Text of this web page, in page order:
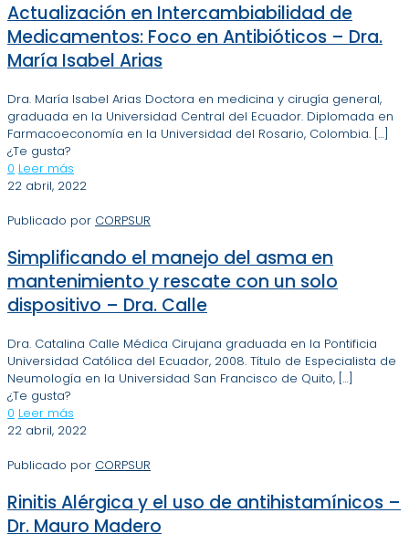
Actualización en Intercambiabilidad de
Medicamentos: Foco en Antibióticos – Dra.
María Isabel Arias
Dra. María Isabel Arias Doctora en medicina y cirugía general,
graduada en la Universidad Central del Ecuador. Diplomada en
Farmacoeconomía en la Universidad del Rosario, Colombia. […]
¿Te gusta?
0 Leer más
22 abril, 2022
Publicado por CORPSUR
Simplificando el manejo del asma en
mantenimiento y rescate con un solo
dispositivo – Dra. Calle
Dra. Catalina Calle Médica Cirujana graduada en la Pontificia
Universidad Católica del Ecuador, 2008. Título de Especialista de
Neumología en la Universidad San Francisco de Quito, […]
¿Te gusta?
0 Leer más
22 abril, 2022
Publicado por CORPSUR
Rinitis Alérgica y el uso de antihistamínicos –
Dr. Mauro Madero